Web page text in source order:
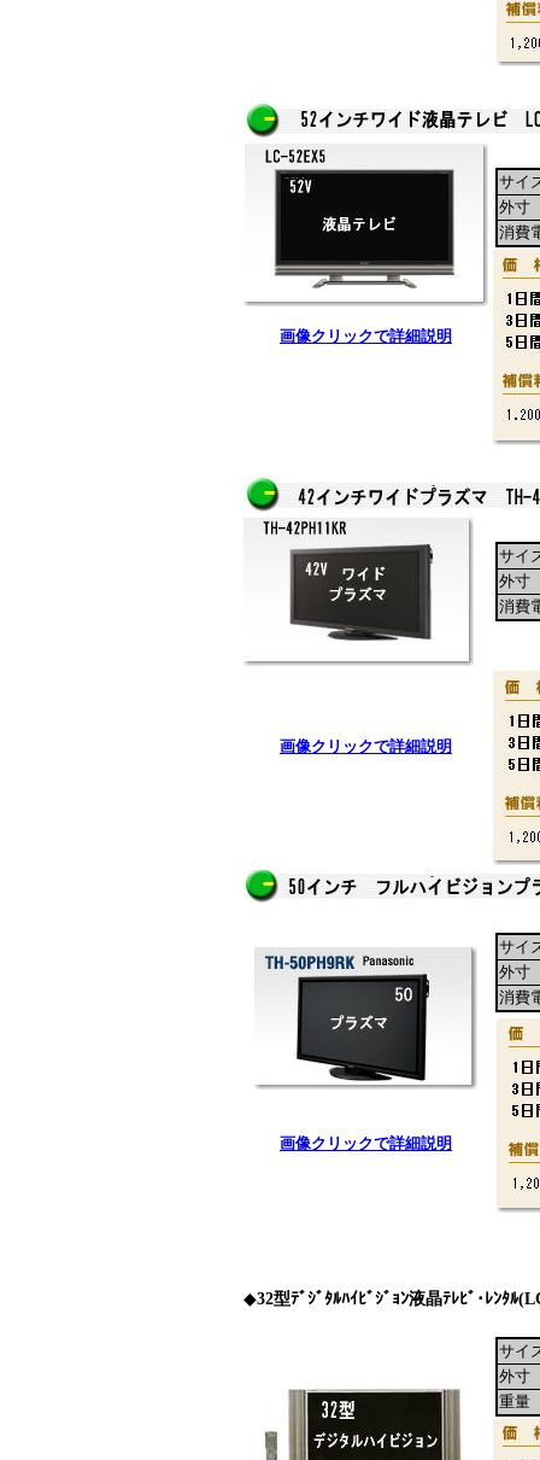
画像クリックで詳細説明
サイ
外寸
消費
サイ
外寸
消費
画像クリックで詳細説明
画像クリックで詳細説明
サイ
外寸
消費
◆32型ﾃﾞｼﾞﾀﾙﾊｲﾋﾞｼﾞｮﾝ液晶ﾃﾚﾋﾞ･ﾚﾝﾀﾙ
サイ
外寸
重量